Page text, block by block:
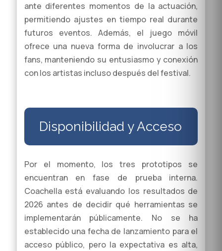
ante diferentes momentos de la actuación,
permitiendo ajustes en tiempo real durante
futuros eventos. Además, el juego móvil
ofrece una nueva forma de involucrar a los
fans, manteniendo su entusiasmo y conexión
con los artistas incluso después del festival.
Disponibilidad y Acceso
Por el momento, los tres prototipos se
encuentran en fase de prueba interna.
Coachella está evaluando los resultados de
2026 antes de decidir qué herramientas se
implementarán públicamente. No se ha
establecido una fecha de lanzamiento para el
acceso público, pero la expectativa es alta,